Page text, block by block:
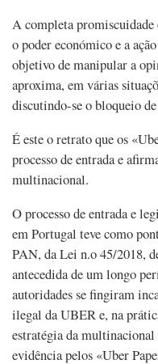
A completa
o poder económico e a
objetivo de manipular a
aproxima, em várias
discutindo-se o bloqueio
É este o retrato que os
processo de entrada e
multinacional.
O processo de entrada e
em Portugal teve como
PAN, da Lei n.o 45/2018,
antecedida de um longo
autoridades se fingiram
ilegal da UBER e, na
estratégia da
evidência pelos «Uber